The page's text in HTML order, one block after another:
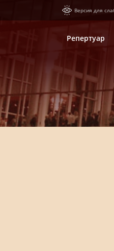
Версия для
Репертуар